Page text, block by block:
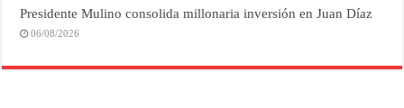
Presidente Mulino consolida millonaria inversión en Juan Díaz
06/08/2026